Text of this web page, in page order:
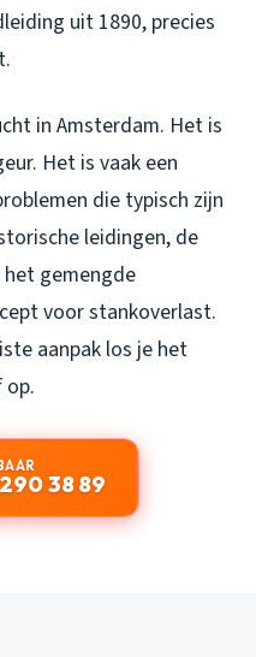
uit 1890, precies
in Amsterdam. Het is
Het is vaak een
die typisch zijn
leidingen, de
gemengde
voor stankoverlast.
aanpak los je het
op.
38 89